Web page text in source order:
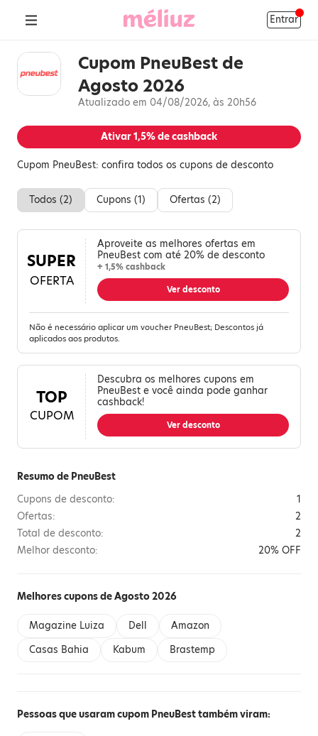
Entrar
Cupom PneuBest de
Agosto 2026
Atualizado em 04/08/2026, às 20h56
Ativar1,5%de cashback
Cupom PneuBest: confira todos os cupons de desconto
Todos (2) Cupons (1) Ofertas (2)
SUPER
OFERTA
Aproveite as melhores ofertas em
PneuBest com até 20% de desconto
+ 1,5% cashback
Ver desconto
Não é necessário aplicar um voucher PneuBest; Descontos já
aplicados aos produtos.
TOP
CUPOM
Descubra os melhores cupons em
PneuBest e você ainda pode ganhar
cashback!
Ver desconto
Resumo de PneuBest
Cupons de desconto:
1
Ofertas:
2
Total de desconto:
2
Melhor desconto:
20% OFF
Melhores cupons de Agosto 2026
Magazine Luiza Dell
Amazon
Casas Bahia
Kabum Brastemp
Pessoas que usaram cupom PneuBest também viram: